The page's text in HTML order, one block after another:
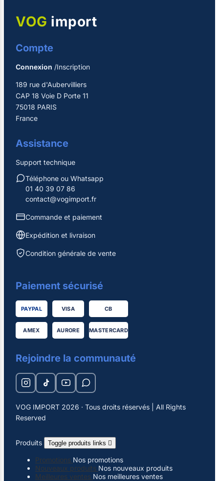
VOG import
Compte
Connexion /Inscription
189 rue d'Aubervilliers
CAP 18 Voie D Porte 11
75018 PARIS
France
Assistance
Support technique
Téléphone ou Whatsapp
01 40 39 07 86
contact@vogimport.fr
Commande et paiement
Expédition et livraison
Condition générale de vente
Paiement sécurisé
PAYPAL VISA CB
AMEX AURORE MASTERCARD
Rejoindre la communauté
VOG IMPORT 2026 · Tous droits réservés | All Rights
Reserved
Produits Toggle produits links 
Promotions Nos promotions
Nouveaux produits Nos nouveaux produits
Meilleures ventes Nos meilleures ventes